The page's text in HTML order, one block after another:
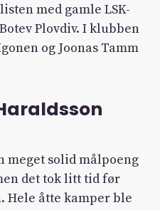
med gamle LSK-
Plovdiv. I klubben
og Joonas Tamm
meget solid målpoeng
det tok litt tid før
Hele åtte kamper ble